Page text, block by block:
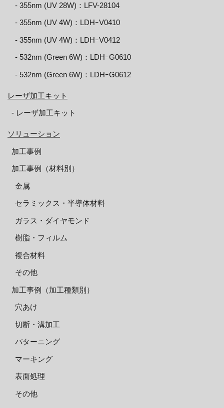
‐ 355nm (UV 28W)：LFV-28104
‐ 355nm (UV 4W)：LDHｰV0410
‐ 355nm (UV 4W)：LDHｰV0412
‐ 532nm (Green 6W)：LDHｰG0610
‐ 532nm (Green 6W)：LDHｰG0612
レーザ加工キット
‐ レーザ加工キット
ソリューション
加工事例
加工事例（材料別）
金属
セラミックス・半導体材料
ガラス・ダイヤモンド
樹脂・フィルム
複合材料
その他
加工事例（加工種類別）
穴あけ
切断・溝加工
パターニング
マーキング
表面処理
その他